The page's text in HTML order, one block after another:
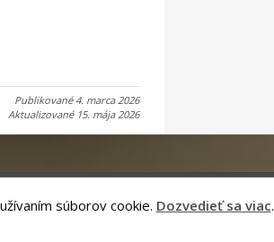
Publikované 4. marca 2026
Aktualizované 15. mája 2026
súborov cookie. Dozvedieť sa viac.